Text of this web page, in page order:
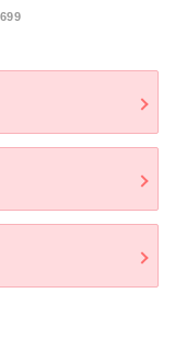
699